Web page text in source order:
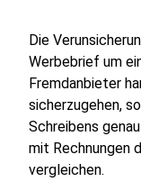
Die
Werbebrief um
Fremdanbieter
sicherzugehen,
Schreibens
mit Rechnungen
vergleichen.